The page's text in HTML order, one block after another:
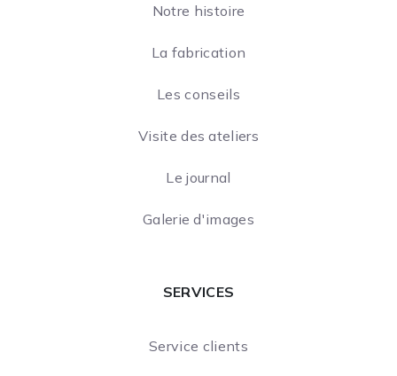
Notre histoire
La fabrication
Les conseils
Visite des ateliers
Le journal
Galerie d'images
SERVICES
Service clients